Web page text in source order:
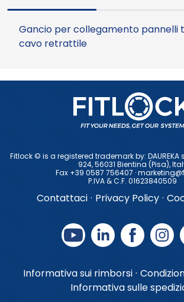
Gancio per collegamento pannelli
cavo retrattile
Fitlock © is a registered trademark by: DAUREKA
924, 56031 Bientina (Pisa),
Fax +39 0587 756407 ·
P.IVA & C.F. 01623840509
Contattaci · Privacy Policy ·
Informativa sui rimborsi ·
Informativa sulle